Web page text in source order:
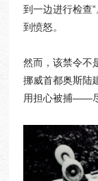
到一边进行检查
到愤怒。
然而，该禁令不
挪威首都奥斯陆
用担心被捕——